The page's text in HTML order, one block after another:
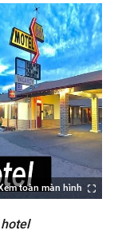
toàn màn hình